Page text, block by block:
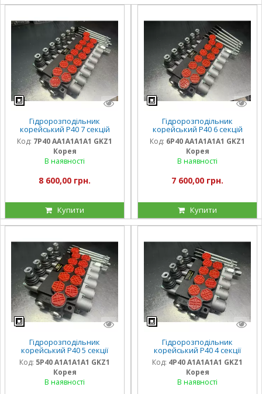
Гідророзподільник
корейський Р40 7 секцій
Код: 7P40 АA1A1A1A1 GKZ1
Корея
В наявності
8 600,00 грн.
Купити
Гідророзподільник
корейський Р40 6 секцій
Код: 6P40 АA1A1A1A1 GKZ1
Корея
В наявності
7 600,00 грн.
Купити
Гідророзподільник
корейський Р40 5 секції
Код: 5P40 A1A1A1A1 GKZ1
Корея
В наявності
Гідророзподільник
корейський Р40 4 секції
Код: 4P40 A1A1A1A1 GKZ1
Корея
В наявності